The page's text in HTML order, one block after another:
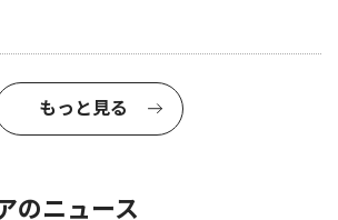
もっと見る
のニュース